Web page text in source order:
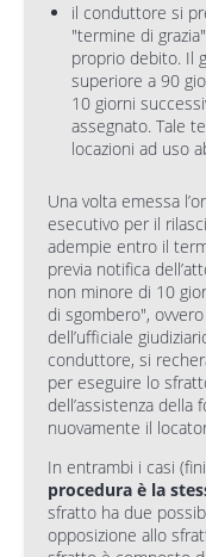
il conduttore si
"termine di
proprio debito. Il
superiore a 90
10 giorni
assegnato. Tale
locazioni ad uso
Una volta emessa
esecutivo per il
adempie entro il
previa notifica
non minore di 10
di sgombero",
dell’ufficiale
conduttore, si
per eseguire lo
dell’assistenza della
nuovamente il
In entrambi i casi
procedura è la
sfratto ha due
opposizione allo